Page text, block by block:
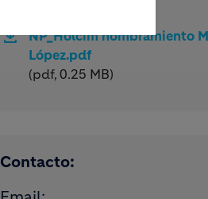
NP_Holcim nombramiento
López.pdf
(pdf, 0.25 MB)
Contacto: